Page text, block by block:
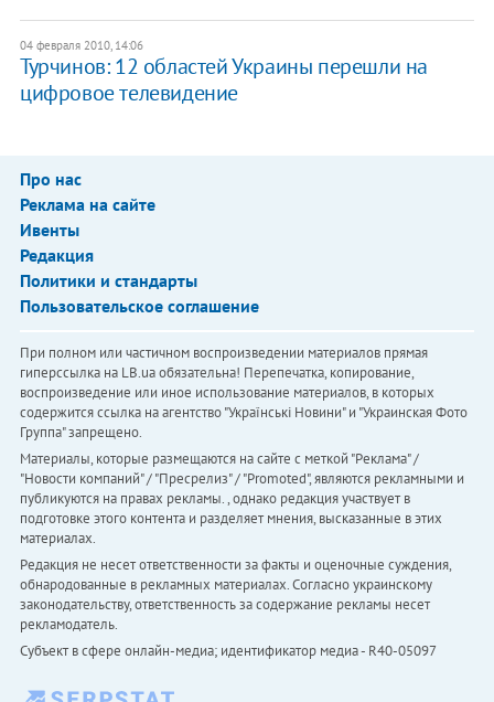
04 февраля 2010, 14:06
Турчинов: 12 областей Украины перешли на
цифровое телевидение
Про нас
Реклама на сайте
Ивенты
Редакция
Политики и стандарты
Пользовательское соглашение
При полном или частичном воспроизведении материалов прямая
гиперссылка на LB.ua обязательна! Перепечатка, копирование,
воспроизведение или иное использование материалов, в которых
содержится ссылка на агентство "Українськi Новини" и "Украинская Фото
Группа" запрещено.
Материалы, которые размещаются на сайте с меткой "Реклама" /
"Новости компаний" / "Пресрелиз" / "Promoted", являются рекламными и
публикуются на правах рекламы. , однако редакция участвует в
подготовке этого контента и разделяет мнения, высказанные в этих
материалах.
Редакция не несет ответственности за факты и оценочные суждения,
обнародованные в рекламных материалах. Согласно украинскому
законодательству, ответственность за содержание рекламы несет
рекламодатель.
Субъект в сфере онлайн-медиа; идентификатор медиа - R40-05097